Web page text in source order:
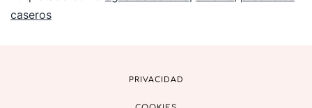
caseros
PRIVACIDAD